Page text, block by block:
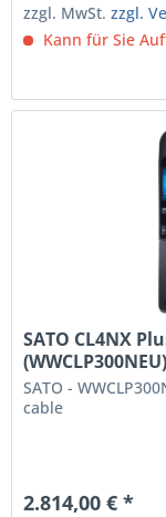
zzgl. MwSt.zzgl.
Kann für Sie
SATO CL4NX
(WWCLP300NEU)
SATO -
cable
2.814,00 € *